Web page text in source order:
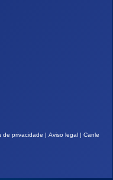
de privacidade Aviso legal
Canle